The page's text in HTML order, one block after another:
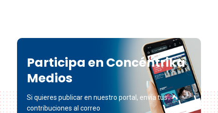
Participa en Concéntrika
Medios
Si quieres publicar en nuestro portal, envía tus
contribuciones al correo